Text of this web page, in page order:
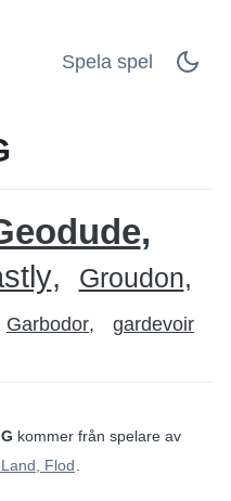
Spela spel
Groudon
Garbodor gardevoir
kommer från spelare av
Flod